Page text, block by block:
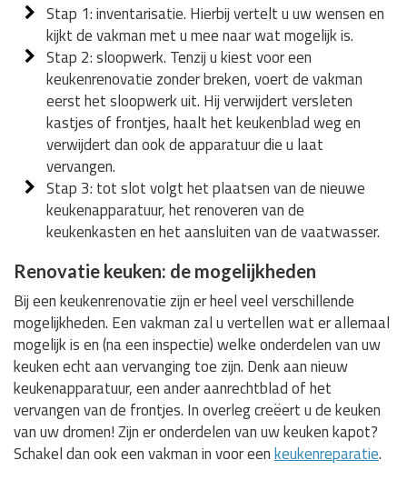
Stap 1: inventarisatie. Hierbij vertelt u uw wensen en
kijkt de vakman met u mee naar wat mogelijk is.
Stap 2: sloopwerk. Tenzij u kiest voor een
keukenrenovatie zonder breken, voert de vakman
eerst het sloopwerk uit. Hij verwijdert versleten
kastjes of frontjes, haalt het keukenblad weg en
verwijdert dan ook de apparatuur die u laat
vervangen.
Stap 3: tot slot volgt het plaatsen van de nieuwe
keukenapparatuur, het renoveren van de
keukenkasten en het aansluiten van de vaatwasser.
Renovatie keuken: de mogelijkheden
Bij een keukenrenovatie zijn er heel veel verschillende
mogelijkheden. Een vakman zal u vertellen wat er allemaal
mogelijk is en (na een inspectie) welke onderdelen van uw
keuken echt aan vervanging toe zijn. Denk aan nieuw
keukenapparatuur, een ander aanrechtblad of het
vervangen van de frontjes. In overleg creëert u de keuken
van uw dromen! Zijn er onderdelen van uw keuken kapot?
Schakel dan ook een vakman in voor eenkeukenreparatie.